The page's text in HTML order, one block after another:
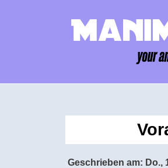
Geschrieben am: Do.,